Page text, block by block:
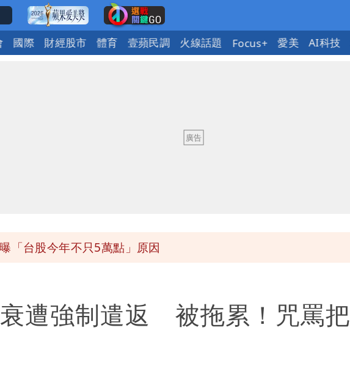
國際 財經股市 體育 壹蘋民調 火線話題 Focus+ 愛美 AI科技
「台股今年不只5萬點」原因
假？蔣萬安這樣說
無辜捲入！杰威爾發聲怒斥
遭強制遣返 被拖累！咒罵把